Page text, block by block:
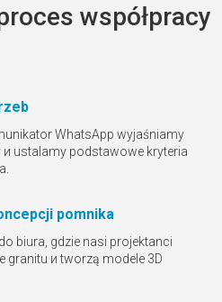
współpracy
WhatsApp wyjaśniamy
и ustalamy podstawowe kryteria
pomnika
biura, gdzie nasi projektanci
granitu и tworzą modele 3D